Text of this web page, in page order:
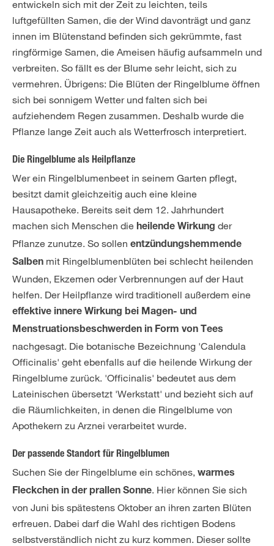
entwickeln sich mit der Zeit zu leichten, teils
luftgefüllten Samen, die der Wind davonträgt und ganz
innen im Blütenstand befinden sich gekrümmte, fast
ringförmige Samen, die Ameisen häufig aufsammeln und
verbreiten. So fällt es der Blume sehr leicht, sich zu
vermehren. Übrigens: Die Blüten der Ringelblume öffnen
sich bei sonnigem Wetter und falten sich bei
aufziehendem Regen zusammen. Deshalb wurde die
Pflanze lange Zeit auch als Wetterfrosch interpretiert.
Die Ringelblume als Heilpflanze
Wer ein Ringelblumenbeet in seinem Garten pflegt,
besitzt damit gleichzeitig auch eine kleine
Hausapotheke. Bereits seit dem 12. Jahrhundert
machen sich Menschen die heilende Wirkung der
Pflanze zunutze. So sollen entzündungshemmende
Salben mit Ringelblumenblüten bei schlecht heilenden
Wunden, Ekzemen oder Verbrennungen auf der Haut
helfen. Der Heilpflanze wird traditionell außerdem eine
effektive innere Wirkung bei Magen- und
Menstruationsbeschwerden in Form von Tees
nachgesagt. Die botanische Bezeichnung 'Calendula
Officinalis' geht ebenfalls auf die heilende Wirkung der
Ringelblume zurück. 'Officinalis' bedeutet aus dem
Lateinischen übersetzt 'Werkstatt' und bezieht sich auf
die Räumlichkeiten, in denen die Ringelblume von
Apothekern zu Arznei verarbeitet wurde.
Der passende Standort für Ringelblumen
Suchen Sie der Ringelblume ein schönes, warmes
Fleckchen in der prallen Sonne. Hier können Sie sich
von Juni bis spätestens Oktober an ihren zarten Blüten
erfreuen. Dabei darf die Wahl des richtigen Bodens
selbstverständlich nicht zu kurz kommen. Dieser sollte